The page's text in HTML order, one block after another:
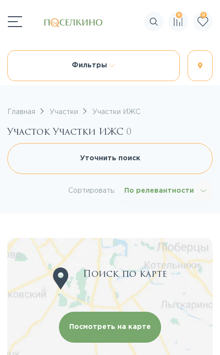
Поиск по сайту
0 0
Фильтры
Главная Участки Участки ИЖС
Участок Участки ИЖС 0
Уточнить поиск
Сортировать: По релевантности
Поиск по карте
Посмотреть на карте